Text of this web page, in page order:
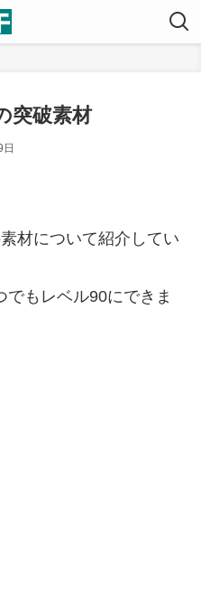
突破素材
材について紹介してい
でもレベル90にできま